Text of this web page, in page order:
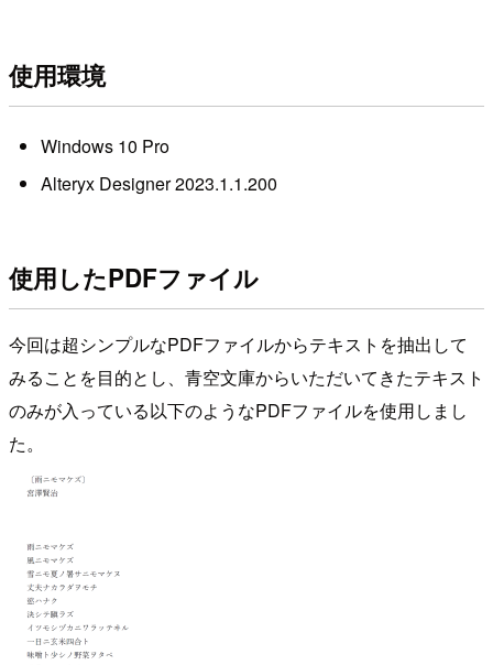
使用環境
Windows 10 Pro
Alteryx Designer 2023.1.1.200
使用したPDFファイル
今回は超シンプルなPDFファイルからテキストを抽出して
みることを目的とし、青空文庫からいただいてきたテキスト
のみが入っている以下のようなPDFファイルを使用しまし
た。